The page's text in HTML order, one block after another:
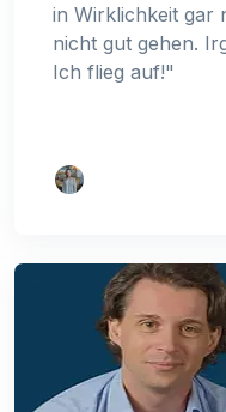
in Wirklichkeit gar
nicht gut gehen.
Ich flieg auf!"